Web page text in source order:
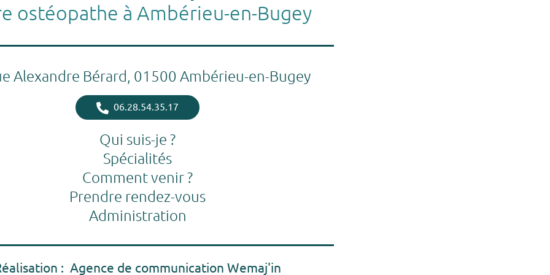
ostéopathe à Ambérieu-en-Bugey
Alexandre Bérard, 01500 Ambérieu-en-Bugey
06.28.54.35.17
Qui suis-je ?
Spécialités
Comment venir ?
Prendre rendez-vous
Administration
: Agence de communication Wemaj'in